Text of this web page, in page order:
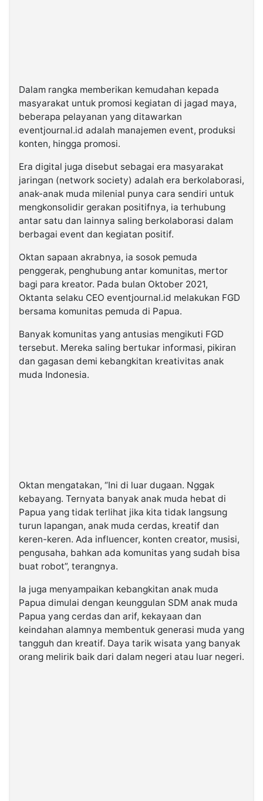
Dalam rangka memberikan kemudahan kepada
masyarakat untuk promosi kegiatan di jagad maya,
beberapa pelayanan yang ditawarkan
eventjournal.id adalah manajemen event, produksi
konten, hingga promosi.
Era digital juga disebut sebagai era masyarakat
jaringan (network society) adalah era berkolaborasi,
anak-anak muda milenial punya cara sendiri untuk
mengkonsolidir gerakan positifnya, ia terhubung
antar satu dan lainnya saling berkolaborasi dalam
berbagai event dan kegiatan positif.
Oktan sapaan akrabnya, ia sosok pemuda
penggerak, penghubung antar komunitas, mertor
bagi para kreator. Pada bulan Oktober 2021,
Oktanta selaku CEO eventjournal.id melakukan FGD
bersama komunitas pemuda di Papua.
Banyak komunitas yang antusias mengikuti FGD
tersebut. Mereka saling bertukar informasi, pikiran
dan gagasan demi kebangkitan kreativitas anak
muda Indonesia.
Oktan mengatakan, “Ini di luar dugaan. Nggak
kebayang. Ternyata banyak anak muda hebat di
Papua yang tidak terlihat jika kita tidak langsung
turun lapangan, anak muda cerdas, kreatif dan
keren-keren. Ada influencer, konten creator, musisi,
pengusaha, bahkan ada komunitas yang sudah bisa
buat robot”, terangnya.
Ia juga menyampaikan kebangkitan anak muda
Papua dimulai dengan keunggulan SDM anak muda
Papua yang cerdas dan arif, kekayaan dan
keindahan alamnya membentuk generasi muda yang
tangguh dan kreatif. Daya tarik wisata yang banyak
orang melirik baik dari dalam negeri atau luar negeri.